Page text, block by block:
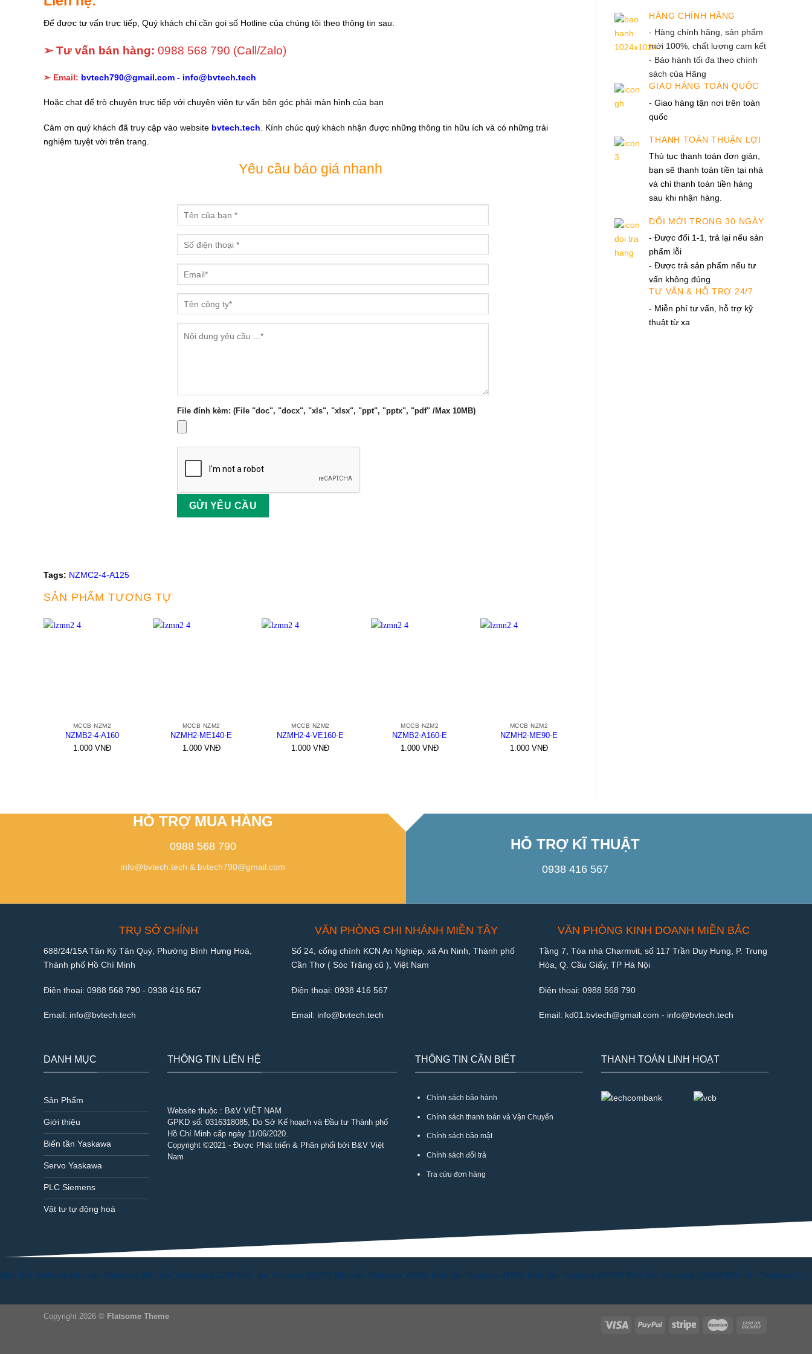
HÀNG CHÍNH HÃNG
- Hàng chính hãng, sản phẩm
mới 100%, chất lượng cam kết
- Bảo hành tối đa theo chính
sách của Hãng
GIAO HÀNG TOÀN QUỐC
- Giao hàng tận nơi trên toàn
quốc
THANH TOÁN THUẬN LỢI
Thủ tục thanh toán đơn giản,
bạn sẽ thanh toán tiền tại nhà
và chỉ thanh toán tiền hàng
sau khi nhận hàng.
ĐỔI MỚI TRONG 30 NGÀY
- Được đổi 1-1, trả lại nếu sản
phẩm lỗi
- Được trả sản phẩm nếu tư
vấn không đúng
TƯ VẤN & HỖ TRỢ 24/7
- Miễn phí tư vấn, hỗ trợ kỹ
thuật từ xa
Để được tư vấn trực tiếp, Quý khách chỉ cần gọi số Hotline của chúng tôi theo thông tin sau:
➢ Tư vấn bán hàng: 0988 568 790 (Call/Zalo)
➢ Email: bvtech790@gmail.com - info@bvtech.tech
Hoặc chat để trò chuyện trực tiếp với chuyên viên tư vấn bên góc phải màn hình của bạn
Cảm ơn quý khách đã truy cập vào website bvtech.tech . Kính chúc quý khách nhận được những thông tin hữu ích và có những trải
nghiệm tuyệt vời trên trang.
Yêu cầu báo giá nhanh
File đính kèm: (File "doc", "docx", "xls", "xlsx", "ppt", "pptx", "pdf" /Max 10MB)
Tags: NZMC2-4-A125
SẢN PHẨM TƯƠNG TỰ
MCCB NZM2
NZMB2-4-A160
1.000VNĐ
MCCB NZM2
NZMH2-ME140-E
1.000VNĐ
MCCB NZM2
NZMH2-4-VE160-E
1.000 VNĐ
MCCB NZM2
NZMB2-A160-E
1.000 VNĐ
MCCB NZM2
NZMH2-ME90-E
1.000 VNĐ
HỖ TRỢ MUA HÀNG
0988 568 790
info@bvtech.tech & bvtech790@gmail.com
HỖ TRỢ KĨ THUẬT
0938 416 567
TRỤ SỞ CHÍNH
688/24/15A Tân Kỳ Tân Quý, Phường Bình Hưng Hoà,
Thành phố Hồ Chí Minh
Điện thoại: 0988 568 790 - 0938 416 567
Email: info@bvtech.tech
VĂN PHÒNG CHI NHÁNH MIỀN TÂY
Số 24, cổng chính KCN An Nghiệp, xã An Ninh, Thành phố
Cần Thơ ( Sóc Trăng cũ ), Việt Nam
Điện thoại: 0938 416 567
Email: info@bvtech.tech
VĂN PHÒNG KINH DOANH MIỀN BẮC
Tầng 7, Tòa nhà Charmvit, số 117 Trần Duy Hưng, P. Trung
Hòa, Q. Cầu Giấy, TP Hà Nội
Điện thoại: 0988 568 790
Email: kd01.bvtech@gmail.com - info@bvtech.tech
DANH MỤC
Sản Phẩm
Giới thiệu
Biến tần Yaskawa
Servo Yaskawa
PLC Siemens
Vật tư tự động hoá
THÔNG TIN LIÊN HỆ
Website thuộc : B&V VIỆT NAM
GPKD số: 0316318085, Do Sở Kế hoạch và Đầu tư Thành phố
Hồ Chí Minh cấp ngày 11/06/2020.
Copyright ©2021 - Được Phát triển & Phân phối bởi B&V Việt
Nam
THÔNG TIN CẦN BIẾT
Chính sách bảo hành
Chính sách thanh toán và Vận Chuyển
Chính sách bảo mật
Chính sách đổi trả
Tra cứu đơn hàng
THANH TOÁN LINH HOẠT
Biến tần Yaskawa Bien tan Yaskawa Biến tần Yaskawa A1000 Biến tần Yaskawa E1000 Biến tần Yaskawa V1000 Biến tần Yaskawa J1000 Biến tần Yaskawa GA700 Biến tần Yaskawa GA500 Biến tần Yaskawa G7
Copyright 2026 © Flatsome Theme